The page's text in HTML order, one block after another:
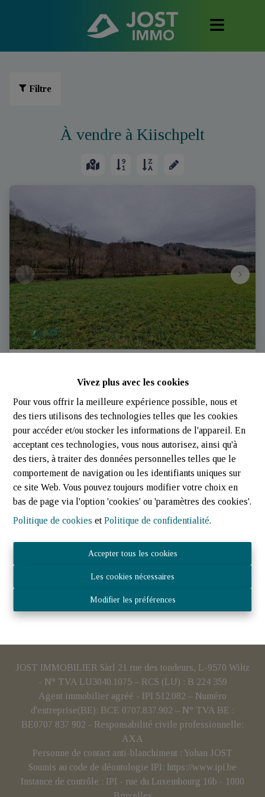
Vivez plus avec les cookies
Pour vous offrir la meilleure expérience possible, nous et
des tiers utilisons des technologies telles que les cookies
pour accéder et/ou stocker les informations de l'appareil. En
acceptant ces technologies, vous nous autorisez, ainsi qu'à
des tiers, à traiter des données personnelles telles que le
comportement de navigation ou les identifiants uniques sur
ce site Web. Vous pouvez toujours modifier votre choix en
bas de page via l'option 'cookies' ou 'paramètres des cookies'.
Politique de cookies etPolitique de confidentialité.
Accepter tous les cookies
Les cookies nécessaires
Modifier les préférences
Filtre
À vendre à Kiischpelt
agricole à vendre à Kiischpelt | Jost Immo
Im Aeschpelterberg ,  Kiischpelt (Luxembourg) |
Ref: 3342
€ 149.000
25990 m²
JOST IMMOBILIER Sàrl 21 rue des tondeurs, L-9570 Wiltz
- N° TVA LU3040.1075 – RCS (LU) : B 224 359
Agent immobilier agréé - IPI 512.082 – Numéro
d'entreprise(BE): BCE 0707.837.902 – N° TVA BE :
BE0707 837 902 - Responsabilité civile professionnelle:
AXA
Personne de contact anti-blanchiment : Yohan JOST
Soumis au code de déontologie IPI: https://www.ipi.be
Instance de contrôle : IPI - rue du Luxembourg 16b - 1000